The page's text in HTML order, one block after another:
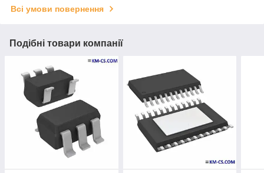
Всі умови повернення
Подібні товари компанії